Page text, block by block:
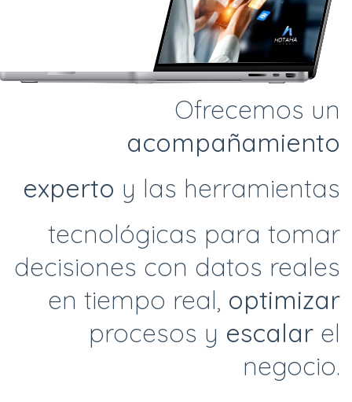
Ofrecemos un
acompañamiento
experto y las herramientas
tecnológicas para tomar
decisiones con datos reales
en tiempo real, optimizar
procesos y escalar el
negocio.